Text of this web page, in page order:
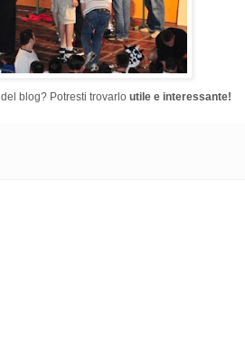
del blog? Potresti trovarlo utile e interessante!